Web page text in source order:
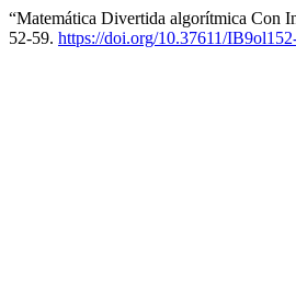
“Matemática Divertida algorítmica Con
52-59. https://doi.org/10.37611/